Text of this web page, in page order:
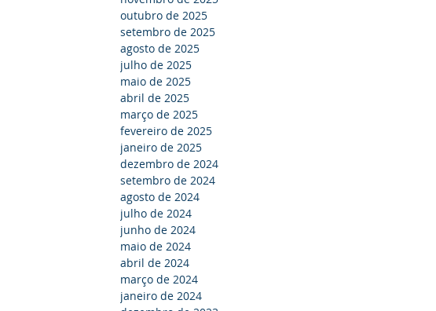
outubro de 2025
setembro de 2025
agosto de 2025
julho de 2025
maio de 2025
abril de 2025
março de 2025
fevereiro de 2025
janeiro de 2025
dezembro de 2024
setembro de 2024
agosto de 2024
julho de 2024
junho de 2024
maio de 2024
abril de 2024
março de 2024
janeiro de 2024